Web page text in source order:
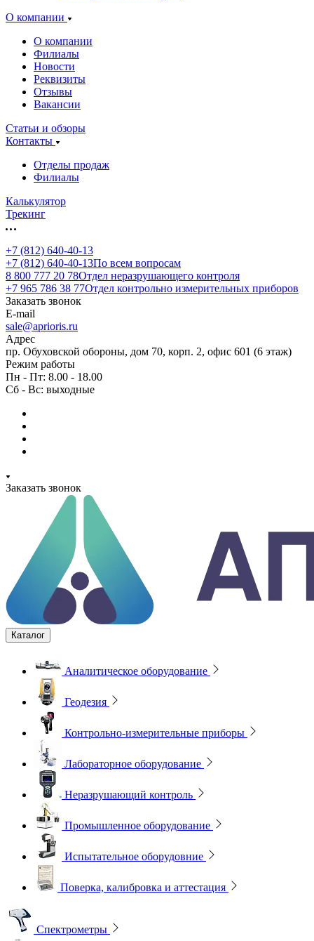
О компании
О компании
Филиалы
Новости
Реквизиты
Отзывы
Вакансии
Статьи и обзоры
Контакты
Отделы продаж
Филиалы
Калькулятор
Трекинг
+7 (812) 640-40-13
+7 (812) 640-40-13По всем вопросам
8 800 777 20 78Отдел неразрушающего контроля
+7 965 786 38 77Отдел контрольно измерительных приборов
Заказать звонок
E-mail
sale@aprioris.ru
Адрес
пр. Обуховской обороны, дом 70, корп. 2, офис 601 (6 этаж)
Режим работы
Пн - Пт: 8.00 - 18.00
Сб - Вс: выходные
Заказать звонок
Каталог
Аналитическое оборудование
Геодезия
Контрольно-измерительные приборы
Лабораторное оборудование
Неразрушающий контроль
Промышленное оборудование
Испытательное оборудовние
Поверка, калибровка и аттестация
Спектрометры